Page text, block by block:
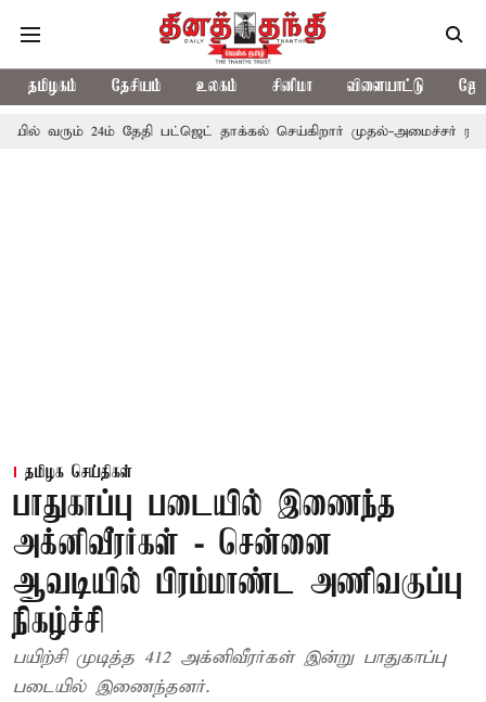
தமிழகம் தேசியம் உலகம் சினிமா விளையாட்டு
24ம் தேதி பட்ஜெட் தாக்கல் செய்கிறார் முதல்-அமைச்சர் ரங்கசாமி
தமிழக செய்திகள்
பாதுகாப்பு படையில் இணைந்த
அக்னிவீரர்கள் - சென்னை
ஆவடியில் பிரம்மாண்ட அணிவகுப்பு
நிகழ்ச்சி
பயிற்சி முடித்த 412 அக்னிவீரர்கள் இன்று பாதுகாப்பு
படையில் இணைந்தனர்.